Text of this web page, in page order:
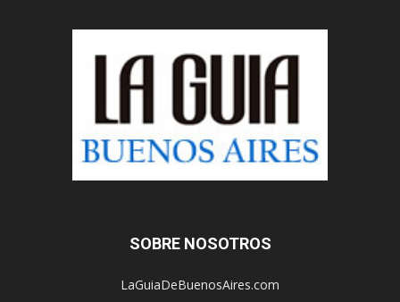
SOBRE NOSOTROS
LaGuiaDeBuenosAires.com